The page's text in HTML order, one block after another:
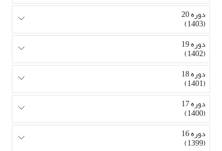
دوره 20
(1403)
دوره 19
(1402)
دوره 18
(1401)
دوره 17
(1400)
دوره 16
(1399)